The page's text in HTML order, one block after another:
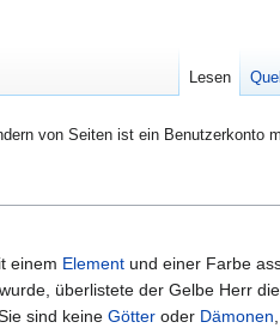
von Seiten ist ein Benutzerkonto
einem Element und einer Farbe
überlistete der Gelbe Herr
sind keine Götter oder Dämonen
Lesen